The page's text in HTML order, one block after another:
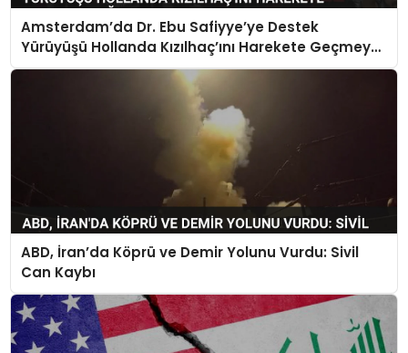
Amsterdam’da Dr. Ebu Safiyye’ye Destek
Yürüyüşü Hollanda Kızılhaç’ını Harekete Geçmeye
Çağırdı
ABD, İran’da Köprü ve Demir Yolunu Vurdu: Sivil
Can Kaybı